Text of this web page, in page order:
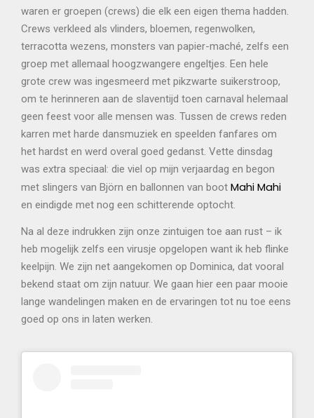
waren er groepen (crews) die elk een eigen thema hadden.
Crews verkleed als vlinders, bloemen, regenwolken,
terracotta wezens, monsters van papier-maché, zelfs een
groep met allemaal hoogzwangere engeltjes. Een hele
grote crew was ingesmeerd met pikzwarte suikerstroop,
om te herinneren aan de slaventijd toen carnaval helemaal
geen feest voor alle mensen was. Tussen de crews reden
karren met harde dansmuziek en speelden fanfares om
het hardst en werd overal goed gedanst. Vette dinsdag
was extra speciaal: die viel op mijn verjaardag en begon
met slingers van Björn en ballonnen van boot Mahi Mahi
en eindigde met nog een schitterende optocht.
Na al deze indrukken zijn onze zintuigen toe aan rust – ik
heb mogelijk zelfs een virusje opgelopen want ik heb flinke
keelpijn. We zijn net aangekomen op Dominica, dat vooral
bekend staat om zijn natuur. We gaan hier een paar mooie
lange wandelingen maken en de ervaringen tot nu toe eens
goed op ons in laten werken.